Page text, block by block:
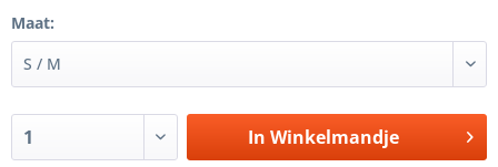
Maat:
In Winkelmandje